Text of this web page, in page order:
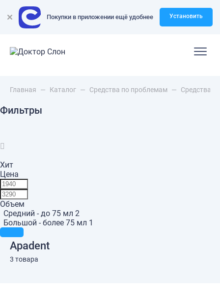
Покупки в приложении ещё удобнее Установить
Главная — Каталог — Средства по проблемам — Средства
Фильтры
Хит
Цена
Объем
Средний - до 75 мл 2
Большой - более 75 мл 1
Apadent
3 товара